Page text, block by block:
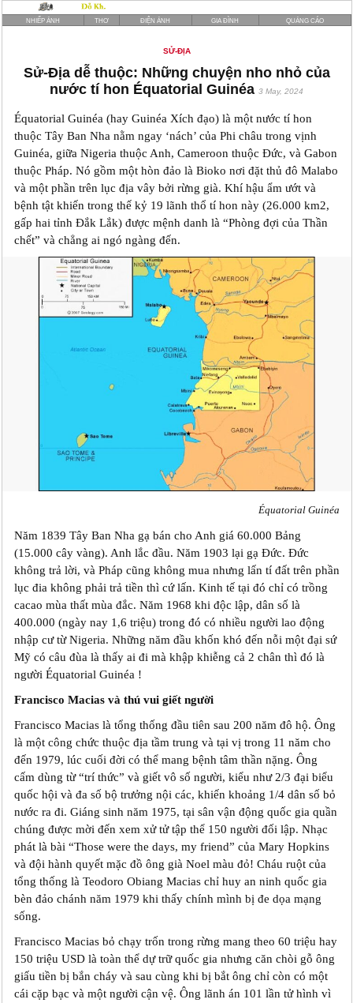
NHIẾP ẢNH THƠ ĐIỆN ẢNH GIA ĐÌNH QUẢNG CÁO
SỬ-ĐỊA
Sử-Địa dễ thuộc: Những chuyện nho nhỏ của
nước tí hon Équatorial Guinéa 3 May, 2024
Équatorial Guinéa (hay Guinéa Xích đạo) là một nước tí hon
thuộc Tây Ban Nha nằm ngay ‘nách’ của Phi châu trong vịnh
Guinéa, giữa Nigeria thuộc Anh, Cameroon thuộc Đức, và Gabon
thuộc Pháp. Nó gồm một hòn đảo là Bioko nơi đặt thủ đô Malabo
và một phần trên lục địa vây bởi rừng già. Khí hậu ẩm ướt và
bệnh tật khiến trong thế kỷ 19 lãnh thổ tí hon này (26.000 km2,
gấp hai tỉnh Đắk Lắk) được mệnh danh là “Phòng đợi của Thần
chết” và chẳng ai ngó ngàng đến.
Équatorial Guinéa
Năm 1839 Tây Ban Nha gạ bán cho Anh giá 60.000 Bảng
(15.000 cây vàng). Anh lắc đầu. Năm 1903 lại gạ Đức. Đức
không trả lời, và Pháp cũng không mua nhưng lấn tí đất trên phần
lục đia không phải trả tiền thì cứ lấn. Kinh tế tại đó chỉ có trồng
cacao mùa thất mùa đắc. Năm 1968 khi độc lập, dân số là
400.000 (ngày nay 1,6 triệu) trong đó có nhiều người lao động
nhập cư từ Nigeria. Những năm đầu khốn khó đến nỗi một đại sứ
Mỹ có câu đùa là thấy ai đi mà khập khiễng cả 2 chân thì đó là
người Équatorial Guinéa !
Francisco Macias và thú vui giết người
Francisco Macias là tổng thống đầu tiên sau 200 năm đô hộ. Ông
là một công chức thuộc địa tầm trung và tại vị trong 11 năm cho
đến 1979, lúc cuối đời có thể mang bệnh tâm thần nặng. Ông
cấm dùng từ “trí thức” và giết vô số người, kiểu như 2/3 đại biểu
quốc hội và đa số bộ trưởng nội các, khiến khoảng 1/4 dân số bỏ
nước ra đi. Giáng sinh năm 1975, tại sân vận động quốc gia quần
chúng được mời đến xem xử tử tập thể 150 người đối lập. Nhạc
phát là bài “Those were the days, my friend” của Mary Hopkins
và đội hành quyết mặc đồ ông già Noel màu đỏ! Cháu ruột của
tổng thống là Teodoro Obiang Macias chỉ huy an ninh quốc gia
bèn đảo chánh năm 1979 khi thấy chính mình bị đe dọa mạng
sống.
Francisco Macias bỏ chạy trốn trong rừng mang theo 60 triệu hay
150 triệu USD là toàn thể dự trữ quốc gia nhưng căn chòi gỗ ông
giấu tiền bị bắn cháy và sau cùng khi bị bắt ông chỉ còn có một
cái cặp bạc và một người cận vệ. Ông lãnh án 101 lần tử hình vì